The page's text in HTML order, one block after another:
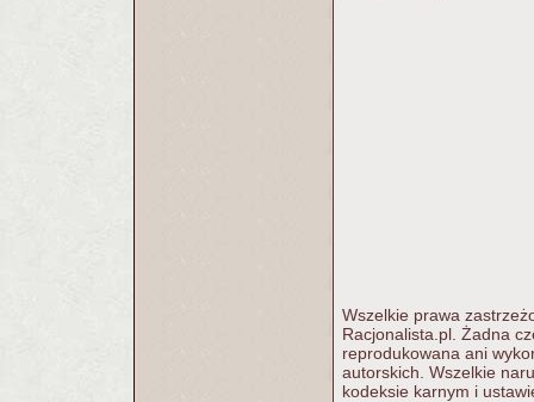
Wszelkie prawa
Racjonalista.pl. Żadna
reprodukowana ani
autorskich. Wszelkie
kodeksie karnym i